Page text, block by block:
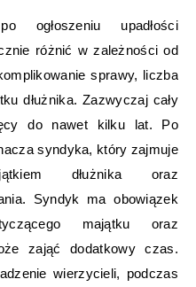
ogłoszeniu upadłości
różnić w zależności od
sprawy, liczba
dłużnika. Zazwyczaj cały
do nawet kilku lat. Po
syndyka, który zajmuje
dłużnika oraz
Syndyk ma obowiązek
majątku oraz
zająć dodatkowy czas.
wierzycieli, podczas